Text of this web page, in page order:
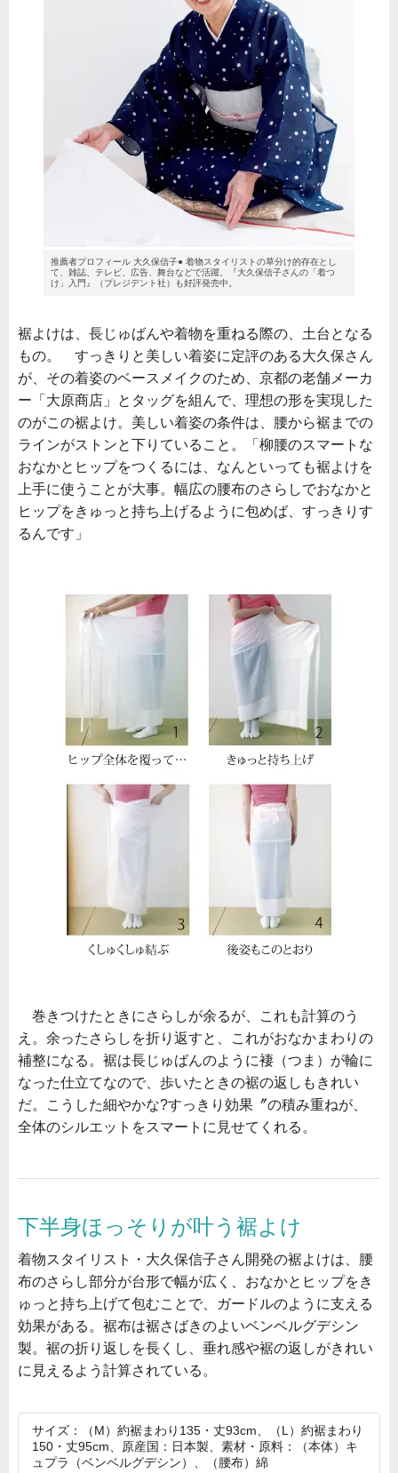
推薦者プロフィール 大久保信子● 着物スタイリストの草分け的存在とし
て、雑誌、テレビ、広告、舞台などで活躍。『大久保信子さんの「着つ
け」入門』（プレジデント社）も好評発売中。
裾よけは、長じゅばんや着物を重ねる際の、土台となる
もの。 すっきりと美しい着姿に定評のある大久保さん
が、その着姿のベースメイクのため、京都の老舗メーカ
ー「大原商店」とタッグを組んで、理想の形を実現した
のがこの裾よけ。美しい着姿の条件は、腰から裾までの
ラインがストンと下りていること。「柳腰のスマートな
おなかとヒップをつくるには、なんといっても裾よけを
上手に使うことが大事。幅広の腰布のさらしでおなかと
ヒップをきゅっと持ち上げるように包めば、すっきりす
るんです」
巻きつけたときにさらしが余るが、これも計算のう
え。余ったさらしを折り返すと、これがおなかまわりの
補整になる。裾は長じゅばんのように褄（つま）が輪に
なった仕立てなので、歩いたときの裾の返しもきれい
だ。こうした細やかな?すっきり効果〞の積み重ねが、
全体のシルエットをスマートに見せてくれる。
下半身ほっそりが叶う裾よけ
着物スタイリスト・大久保信子さん開発の裾よけは、腰
布のさらし部分が台形で幅が広く、おなかとヒップをき
ゅっと持ち上げて包むことで、ガードルのように支える
効果がある。裾布は裾さばきのよいベンベルグデシン
製。裾の折り返しを長くし、垂れ感や裾の返しがきれい
に見えるよう計算されている。
サイズ：（M）約裾まわり135・丈93cm、（L）約裾まわり
150・丈95cm、原産国：日本製、素材・原料：（本体）キ
ュプラ（ベンベルグデシン）、（腰布）綿